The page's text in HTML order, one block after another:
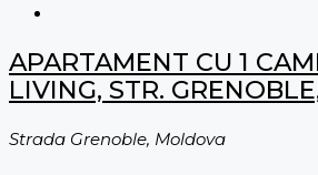
APARTAMENT CU 1
LIVING, STR.
Strada Grenoble, Moldova